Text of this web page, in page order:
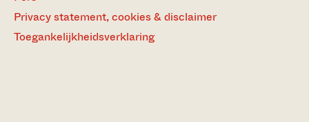
Privacy statement, cookies & disclaimer
Toegankelijkheidsverklaring